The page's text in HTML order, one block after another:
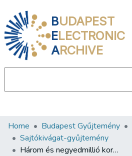
BUDAPEST
ELECTRONIC
ARCHIVE
Communities & Collections
All of DSpace
Home Budapest Gyűjtemény
Sajtókivágat-gyűjtemény
Három és negyedmillió korona ajándék a pesti háziuraknak